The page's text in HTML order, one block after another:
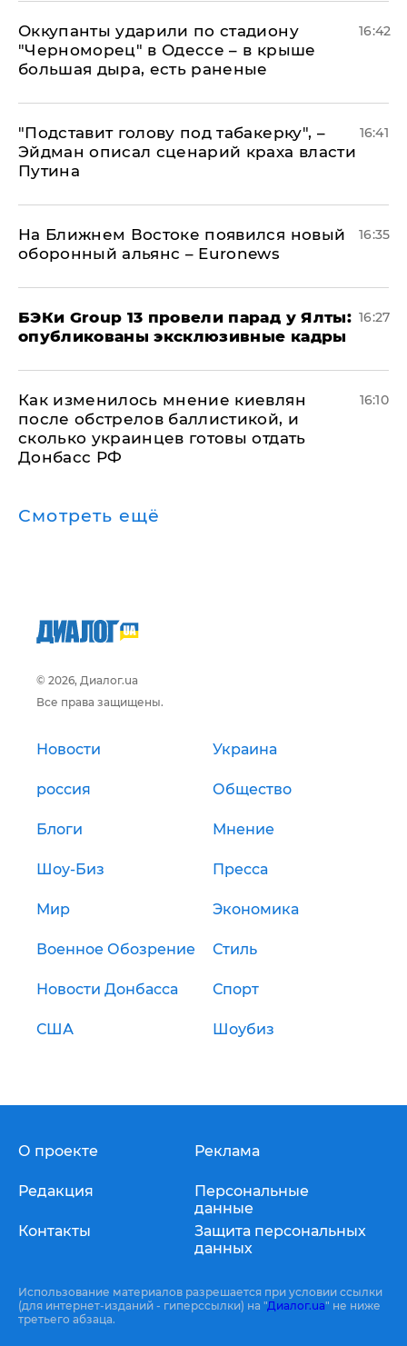
Оккупанты ударили по стадиону
"Черноморец" в Одессе – в крыше
большая дыра, есть раненые
16:42
​"Подставит голову под табакерку", –
Эйдман описал сценарий краха власти
Путина
16:41
На Ближнем Востоке появился новый
оборонный альянс – Euronews
16:35
​БЭКи Group 13 провели парад у Ялты:
опубликованы эксклюзивные кадры
16:27
Как изменилось мнение киевлян
после обстрелов баллистикой, и
сколько украинцев готовы отдать
Донбасс РФ
16:10
Смотреть ещё
© 2026, Диалог.ua
Все права защищены.
Новости Украина
россия Общество
Блоги Мнение
Шоу-Биз Пресса
Мир Экономика
Военное Обозрение Стиль
Новости Донбасса Спорт
США Шоубиз
О проекте
Редакция
Контакты
Реклама
Персональные
данные
Защита персональных
данных
Использование материалов разрешается при условии ссылки
(для интернет-изданий - гиперссылки) на "Диалог.ua" не ниже
третьего абзаца.